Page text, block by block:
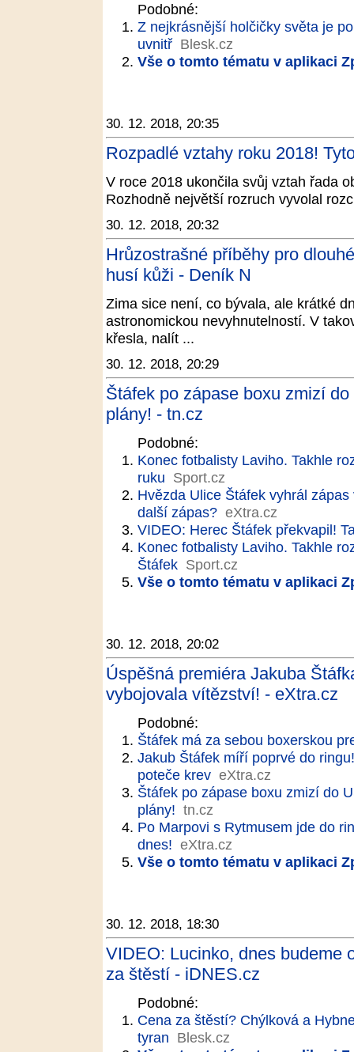
Podobné:
Z nejkrásnější holčičky světa je
uvnitř Blesk.cz
Vše o tomto tématu v aplikaci
30. 12. 2018, 20:35
Rozpadlé vztahy roku 2018!
V roce 2018 ukončila svůj vztah řada
Rozhodně největší rozruch vyvolal
30. 12. 2018, 20:32
Hrůzostrašné příběhy pro
husí kůži - Deník N
Zima sice není, co bývala, ale krátké
astronomickou nevyhnutelností. V
křesla, nalít ...
30. 12. 2018, 20:29
Štáfek po zápase boxu zmizí
plány! - tn.cz
Podobné:
Konec fotbalisty Laviho. Takhle
ruku Sport.cz
Hvězda Ulice Štáfek vyhrál
další zápas? eXtra.cz
VIDEO: Herec Štáfek překvapil!
Konec fotbalisty Laviho. Takhle
Štáfek Sport.cz
Vše o tomto tématu v aplikaci
30. 12. 2018, 20:02
Úspěšná premiéra Jakuba
vybojovala vítězství! - eXtra.cz
Podobné:
Štáfek má za sebou boxerskou
Jakub Štáfek míří poprvé do
poteče krev eXtra.cz
Štáfek po zápase boxu zmizí do
plány! tn.cz
Po Marpovi s Rytmusem jde do
dnes! eXtra.cz
Vše o tomto tématu v aplikaci
30. 12. 2018, 18:30
VIDEO: Lucinko, dnes budeme
za štěstí - iDNES.cz
Podobné:
Cena za štěstí? Chýlková a
tyran Blesk.cz